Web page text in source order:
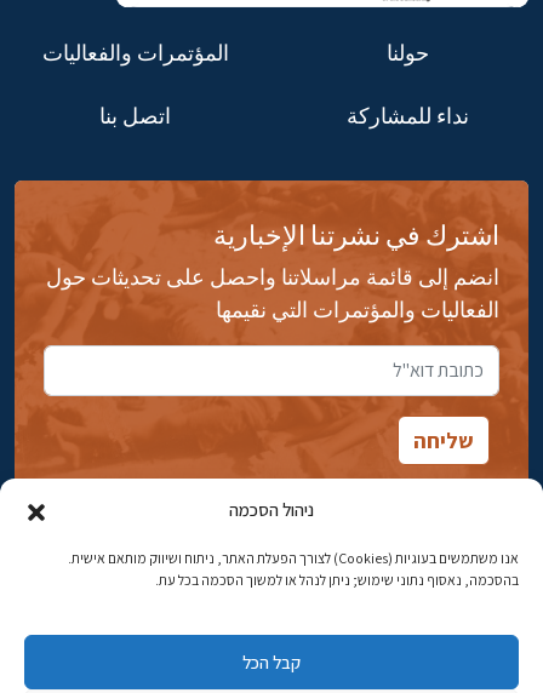
ניהול הסכמה
אנו משתמשים בעוגיות (Cookies) לצורך הפעלת האתר, ניתוח ושיווק מותאם אישית.
בהסכמה, נאסוף נתוני שימוש; ניתן לנהל או למשוך הסכמה בכל עת.
קבל הכל
حولنا المؤتمرات والفعاليات
نداء للمشاركة اتصل بنا
اشترك في نشرتنا الإخبارية
انضم إلى قائمة مراسلاتنا واحصل على تحديثات حول
الفعاليات والمؤتمرات التي نقيمها
شارع ابن جبيرول، رحافيا ١٤ أورشليم - القدس
البريد الإلكتروني:najww2@ybz.org.il